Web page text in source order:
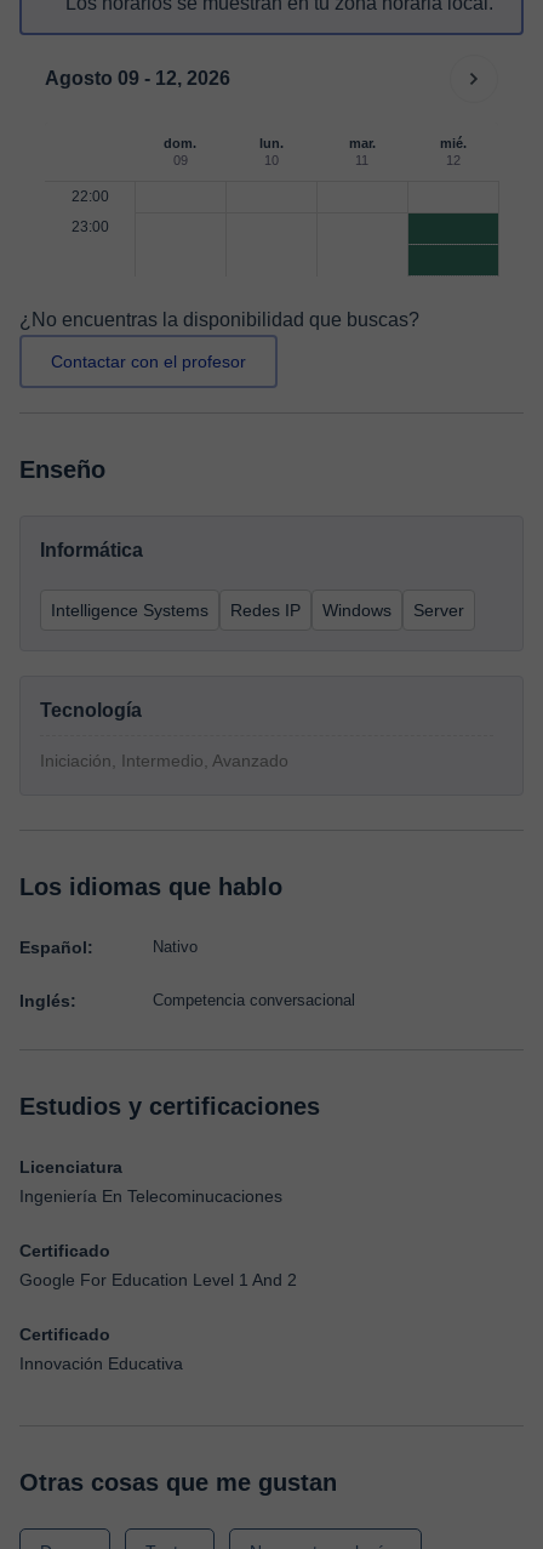
Agosto 09 - 12, 2026
dom.
09
lun.
10
mar.
11
mié.
12
22:00
23:00
¿No encuentras la disponibilidad que buscas?
Contactar con el profesor
Enseño
Informática
Intelligence Systems Redes IP Windows Server
Tecnología
Iniciación, Intermedio, Avanzado
Los idiomas que hablo
Español: Nativo
Inglés: Competencia conversacional
Estudios y certificaciones
Licenciatura
Ingeniería En Telecominucaciones
Certificado
Google For Education Level 1 And 2
Certificado
Innovación Educativa
Otras cosas que me gustan